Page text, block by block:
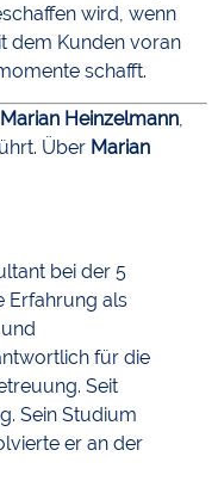
wird, wenn
dem Kunden voran
schafft.
Marian Heinzelmann,
Über Marian
bei der 5
Erfahrung als
für die
Seit
Sein Studium
er an der